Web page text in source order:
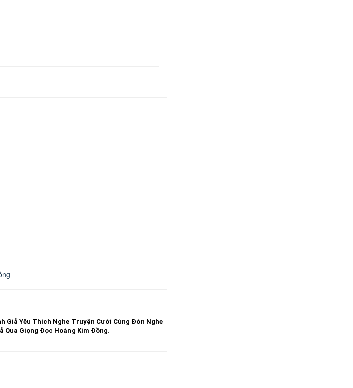
Giả Yêu Thích Nghe Truyện Cười Cùng Đón Nghe
Qua Giọng Đọc Hoàng Kim Đồng.